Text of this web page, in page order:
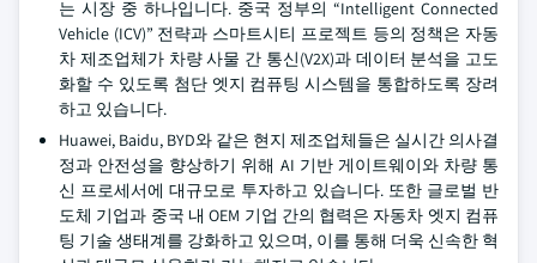
는 시장 중 하나입니다. 중국 정부의 “Intelligent Connected
Vehicle (ICV)” 전략과 스마트시티 프로젝트 등의 정책은 자동
차 제조업체가 차량 사물 간 통신(V2X)과 데이터 분석을 고도
화할 수 있도록 첨단 엣지 컴퓨팅 시스템을 통합하도록 장려
하고 있습니다.
Huawei, Baidu, BYD와 같은 현지 제조업체들은 실시간 의사결
정과 안전성을 향상하기 위해 AI 기반 게이트웨이와 차량 통
신 프로세서에 대규모로 투자하고 있습니다. 또한 글로벌 반
도체 기업과 중국 내 OEM 기업 간의 협력은 자동차 엣지 컴퓨
팅 기술 생태계를 강화하고 있으며, 이를 통해 더욱 신속한 혁